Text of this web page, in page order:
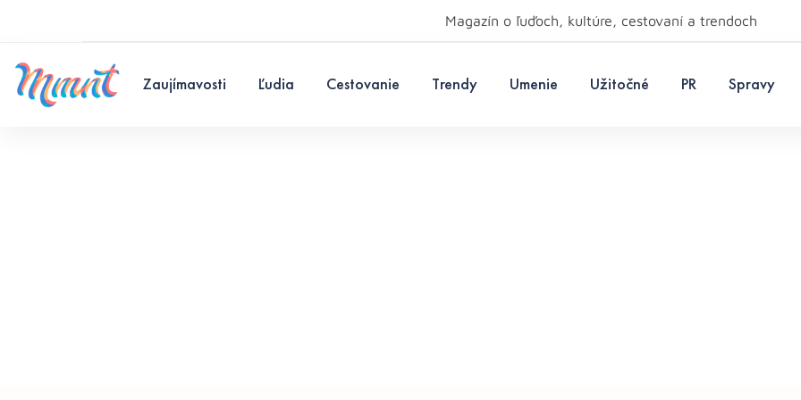
Magazín o ľuďoch, kultúre, cestovaní a trendoch
Zaujímavosti Ľudia Cestovanie Trendy Umenie Užitočné PR Spravy